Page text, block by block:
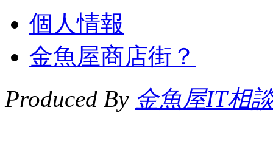
個人情報
金魚屋商店街？
Produced By 金魚屋IT相